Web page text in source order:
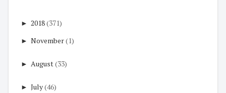
► 2018(371)
► November(1)
► August(33)
► July(46)